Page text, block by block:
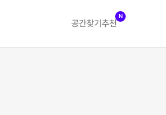
공간찾기 추천
N